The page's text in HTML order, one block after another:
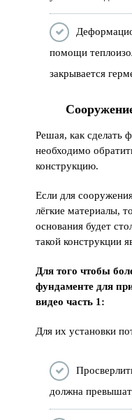
помощи
закрывается
Решая, как сделать
необходимо
конструкцию.
Если для
лёгкие материалы,
основания будет
такой конструкции
Для того чтобы
фундаменте для
видео часть 1:
Для их установки
должна